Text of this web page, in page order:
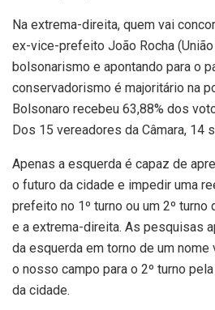
Na extrema-direita, quem vai
ex-vice-prefeito João Rocha
bolsonarismo e apontando para o
conservadorismo é majoritário na
Bolsonaro recebeu 63,88% dos
Dos 15 vereadores da Câmara, 14
Apenas a esquerda é capaz de
o futuro da cidade e impedir uma
prefeito no 1º turno ou um 2º
e a extrema-direita. As pesquisas
da esquerda em torno de um
o nosso campo para o 2º turno
da cidade.